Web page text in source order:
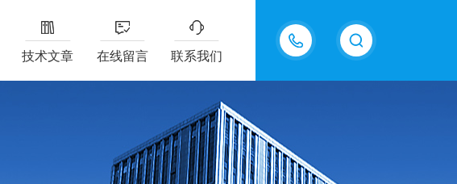
15811484101
技术文章 在线留言 联系我们